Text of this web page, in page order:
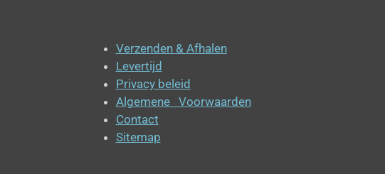
Verzenden & Afhalen
Levertijd
Privacy beleid
Algemene Voorwaarden
Contact
Sitemap